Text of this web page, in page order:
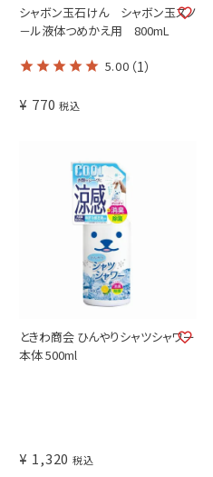
シャボン玉石けん シャボン玉スノ
－ル液体つめかえ用 800mL
5.00 （1）
¥ 770 税込
ときわ商会 ひんやりシャツシャワー
本体 500ml
¥ 1,320 税込